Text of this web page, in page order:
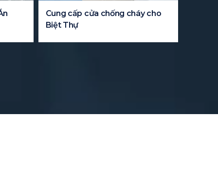
Cung cấp cửa chống cháy cho
Biệt Thự